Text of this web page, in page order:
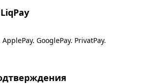
GooglePay. PrivatPay.